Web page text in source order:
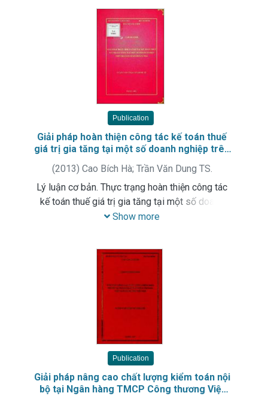
doanh nghiệp trên địa bàn thành phố Hà Nội
Publication
Giải pháp hoàn thiện công tác kế toán thuế
giá trị gia tăng tại một số doanh nghiệp trên
(2013) Cao Bích Hà; Trần Văn Dung TS.
Lý luận cơ bản. Thực trạng hoàn thiện công tác
kế toán thuế giá trị gia tăng tại một số doanh
nghiệp trên địa bàn Quận Hoàng Mai. Giải pháp
Show more
Publication
Giải pháp nâng cao chất lượng kiểm toán nội
bộ tại Ngân hàng TMCP Công thương Việt